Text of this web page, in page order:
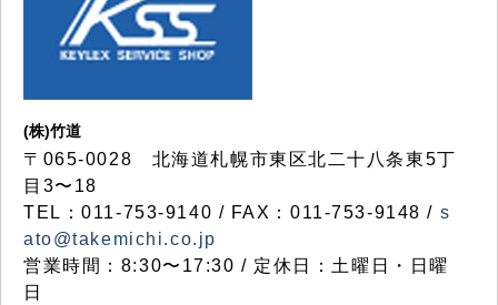
(株)竹道
〒065-0028 北海道札幌市東区北二十八条東5丁
目3〜18
TEL：011-753-9140 / FAX：011-753-9148 / s
ato@takemichi.co.jp
営業時間：8:30〜17:30 / 定休日：土曜日・日曜
日